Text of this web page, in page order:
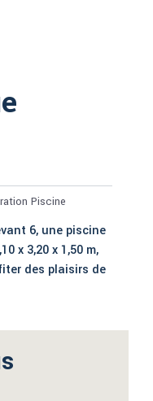
Piscine
6, une piscine
x 3,20 x 1,50 m,
des plaisirs de